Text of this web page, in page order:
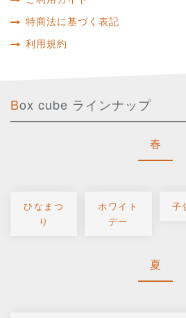
特商法に基づく表記
利用規約
Box cube ラインナップ
春
ひなまつ
り
ホワイト
デー
子
夏